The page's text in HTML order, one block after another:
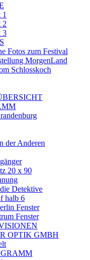
1
2
3
Fotos zum Festival
MorgenLand
Schlosskoch
der Anderen
20 x 90
Detektive
halb 6
Fenster
Fenster
OPTIK GMBH